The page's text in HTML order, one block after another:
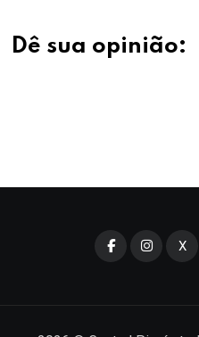
Dê sua opinião:
X